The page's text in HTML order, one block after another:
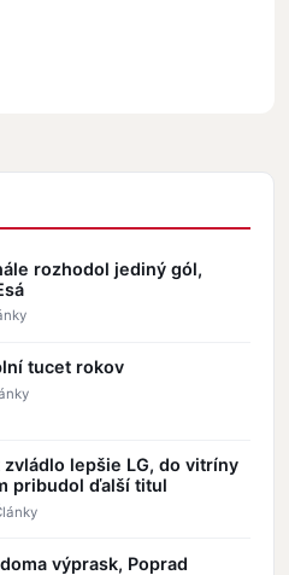
rozhodol jediný gól,
tucet rokov
lepšie LG, do vitríny
pribudol ďalší titul
výprask, Poprad